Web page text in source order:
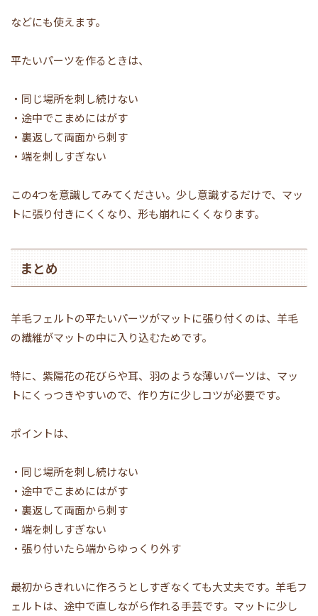
などにも使えます。
平たいパーツを作るときは、
・同じ場所を刺し続けない
・途中でこまめにはがす
・裏返して両面から刺す
・端を刺しすぎない
この4つを意識してみてください。少し意識するだけで、マッ
トに張り付きにくくなり、形も崩れにくくなります。
まとめ
羊毛フェルトの平たいパーツがマットに張り付くのは、羊毛
の繊維がマットの中に入り込むためです。
特に、紫陽花の花びらや耳、羽のような薄いパーツは、マッ
トにくっつきやすいので、作り方に少しコツが必要です。
ポイントは、
・同じ場所を刺し続けない
・途中でこまめにはがす
・裏返して両面から刺す
・端を刺しすぎない
・張り付いたら端からゆっくり外す
最初からきれいに作ろうとしすぎなくても大丈夫です。羊毛フ
ェルトは、途中で直しながら作れる手芸です。マットに少し